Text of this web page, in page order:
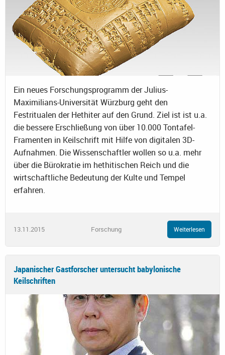
Ein neues Forschungsprogramm der Julius-
Maximilians-Universität Würzburg geht den
Festritualen der Hethiter auf den Grund. Ziel ist ist u.a.
die bessere Erschließung von über 10.000 Tontafel-
Framenten in Keilschrift mit Hilfe von digitalen 3D-
Aufnahmen. Die Wissenschaftler wollen so u.a. mehr
über die Bürokratie im hethitischen Reich und die
wirtschaftliche Bedeutung der Kulte und Tempel
erfahren.
13.11.2015 Forschung Weiterlesen
Japanischer Gastforscher untersucht babylonische
Keilschriften